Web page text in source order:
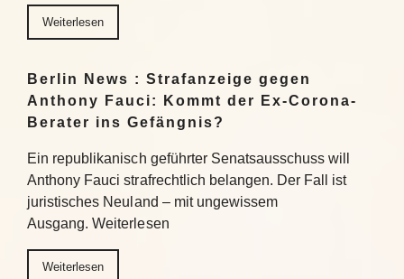
Weiterlesen
Berlin News : Strafanzeige gegen
Anthony Fauci: Kommt der Ex-Corona-
Berater ins Gefängnis?
Ein republikanisch geführter Senatsausschuss will
Anthony Fauci strafrechtlich belangen. Der Fall ist
juristisches Neuland – mit ungewissem
Ausgang. Weiterlesen
Weiterlesen